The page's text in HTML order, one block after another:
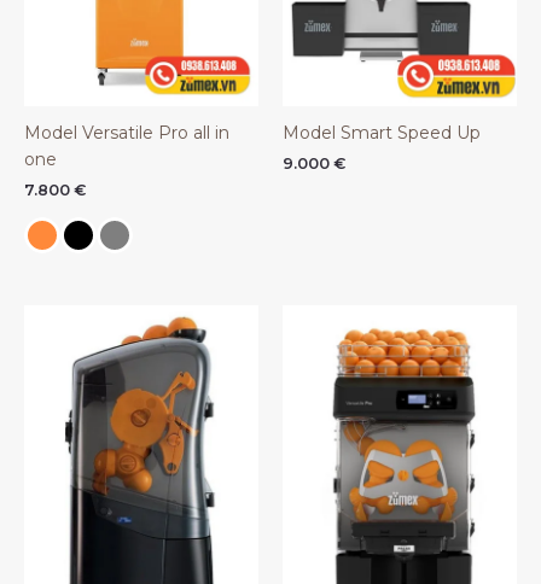
Model Versatile Pro all in
one
7.800 €
Model Smart Speed Up
9.000 €